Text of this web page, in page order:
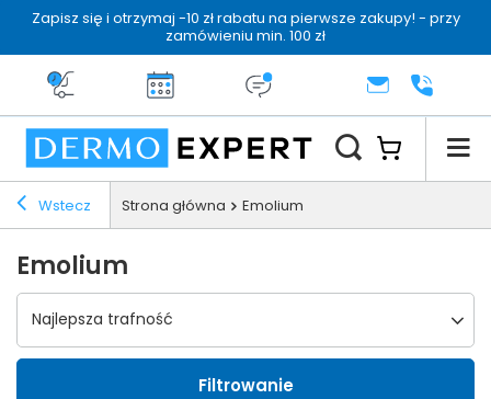
Zapisz się i otrzymaj -10 zł rabatu na pierwsze zakupy! - przy
zamówieniu min. 100 zł
Darmowa dostawa od 199 zł
14 dni na zwrotDermo konsultacjaKONTAKT+48 222
Wstecz Strona główna Emolium
Emolium
Wybierz sortowanie
Najlepsza trafność
Filtrowanie